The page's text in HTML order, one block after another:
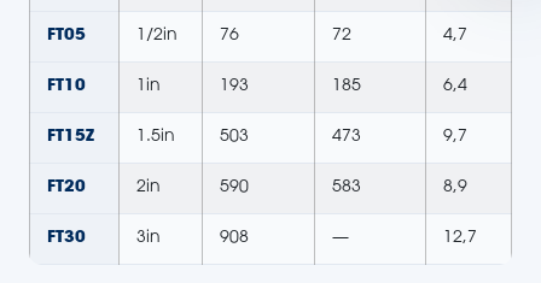
FT05 1/2in 76 72 4,7
FT10 1in 193 185 6,4
FT15Z 1.5in 503 473 9,7
FT20 2in 590 583 8,9
FT30 3in 908 — 12,7